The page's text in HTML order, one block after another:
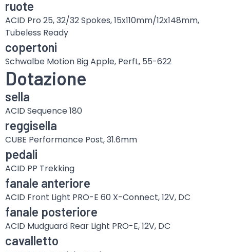
ruote
ACID Pro 25, 32/32 Spokes, 15x110mm/12x148mm,
Tubeless Ready
copertoni
Schwalbe Motion Big Apple, PerfL, 55-622
Dotazione
sella
ACID Sequence 180
reggisella
CUBE Performance Post, 31.6mm
pedali
ACID PP Trekking
fanale anteriore
ACID Front Light PRO-E 60 X-Connect, 12V, DC
fanale posteriore
ACID Mudguard Rear Light PRO-E, 12V, DC
cavalletto